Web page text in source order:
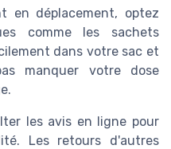
en déplacement, optez
comme les sachets
dans votre sac et
manquer votre dose
les avis en ligne pour
Les retours d'autres